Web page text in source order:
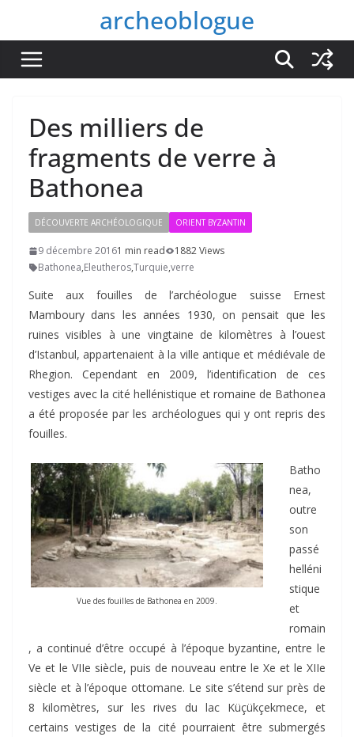
contenu
archeoblogue
Des milliers de
fragments de verre à
Bathonea
DÉCOUVERTE ARCHÉOLOGIQUE ORIENT BYZANTIN
9 décembre 20161 min read
1882 Views
Bathonea,Eleutheros,Turquie,verre
Suite aux fouilles de l’archéologue suisse Ernest
Mamboury dans les années 1930, on pensait que les
ruines visibles à une vingtaine de kilomètres à l’ouest
d’Istanbul, appartenaient à la ville antique et médiévale de
Rhegion. Cependant en 2009, l’identification de ces
vestiges avec la cité hellénistique et romaine de Bathonea
a été proposée par les archéologues qui y ont repris des
fouilles.
Vue des fouilles de Bathonea en 2009.
Batho
nea,
outre
son
passé
helléni
stique
et
romain
, a continué d’être occupé à l’époque byzantine, entre le
Ve et le VIIe siècle, puis de nouveau entre le Xe et le XIIe
siècle et à l’époque ottomane. Le site s’étend sur près de
8 kilomètres, sur les rives du lac Küçükçekmece, et
certains vestiges de la cité pourraient être submergés